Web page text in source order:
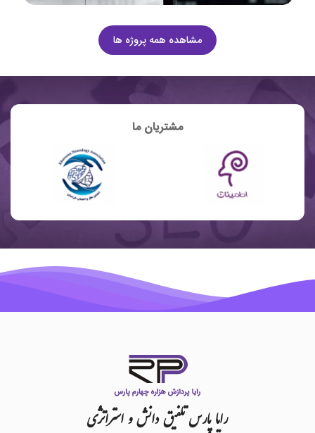
مشاهده همه پروژه ها
مشتریان ما
رایاپارستلفیقدانشواستراتژی